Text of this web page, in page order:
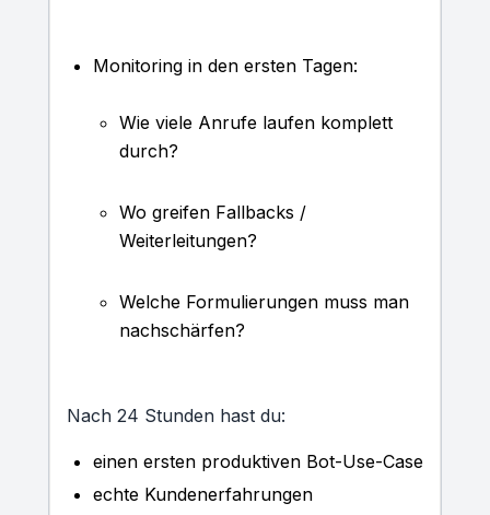
Monitoring in den ersten Tagen:
Wie viele Anrufe laufen komplett
durch?
Wo greifen Fallbacks /
Weiterleitungen?
Welche Formulierungen muss man
nachschärfen?
Nach 24 Stunden hast du:
einen ersten produktiven Bot-Use-Case
echte Kundenerfahrungen